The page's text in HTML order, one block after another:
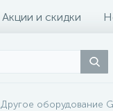
Акции и скидки
Другое оборудование